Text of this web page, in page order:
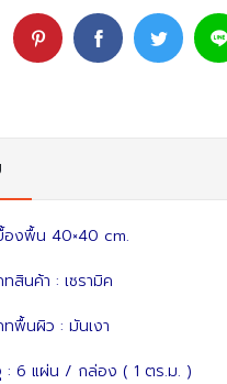
องพื้น 40×40 cm.
ทสินค้า : เซรามิค
ทพื้นผิว : มันเงา
: 6 แผ่น / กล่อง ( 1 ตร.ม. )